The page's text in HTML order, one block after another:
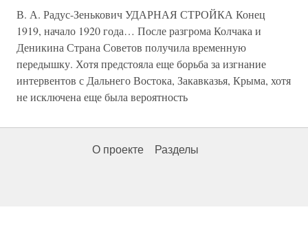
В. А. Радус-Зенькович УДАРНАЯ СТРОЙКА Конец
1919, начало 1920 года… После разгрома Колчака и
Деникина Страна Советов получила временную
передышку. Хотя предстояла еще борьба за изгнание
интервентов с Дальнего Востока, Закавказья, Крыма, хотя
не исключена еще была вероятность
О проекте Разделы